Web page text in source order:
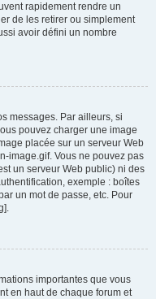
rapidement rendre un
de les retirer ou simplement
avoir défini un nombre
messages. Par ailleurs, si
pouvez charger une image
placée sur un serveur Web
image.gif. Vous ne pouvez pas
un serveur Web public) ni des
exemple : boîtes
un mot de passe, etc. Pour
importantes que vous
en haut de chaque forum et